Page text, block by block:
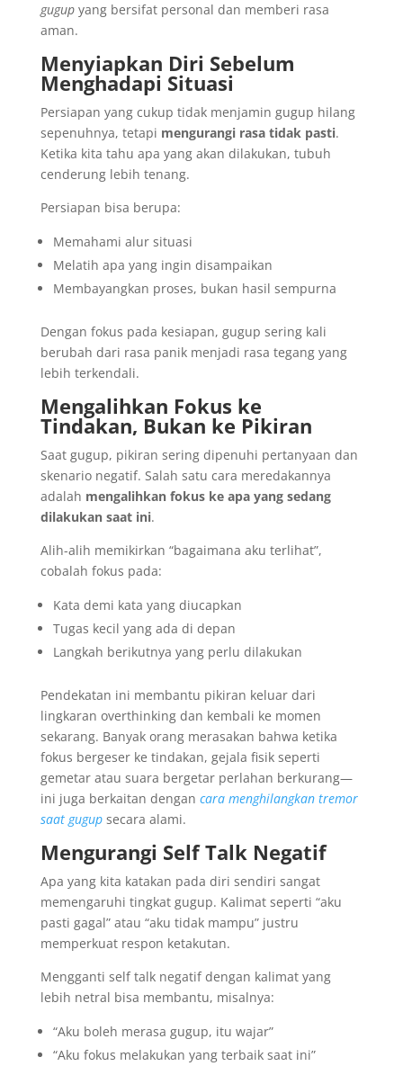
gugupyang bersifat personal dan memberi rasa
aman.
Menyiapkan Diri Sebelum
Menghadapi Situasi
Persiapan yang cukup tidak menjamin gugup hilang
sepenuhnya, tetapi mengurangi rasa tidak pasti.
Ketika kita tahu apa yang akan dilakukan, tubuh
cenderung lebih tenang.
Persiapan bisa berupa:
Memahami alur situasi
Melatih apa yang ingin disampaikan
Membayangkan proses, bukan hasil sempurna
Dengan fokus pada kesiapan, gugup sering kali
berubah dari rasa panik menjadi rasa tegang yang
lebih terkendali.
Mengalihkan Fokus ke
Tindakan, Bukan ke Pikiran
Saat gugup, pikiran sering dipenuhi pertanyaan dan
skenario negatif. Salah satu cara meredakannya
adalah mengalihkan fokus ke apa yang sedang
dilakukan saat ini.
Alih-alih memikirkan “bagaimana aku terlihat”,
cobalah fokus pada:
Kata demi kata yang diucapkan
Tugas kecil yang ada di depan
Langkah berikutnya yang perlu dilakukan
Pendekatan ini membantu pikiran keluar dari
lingkaran overthinking dan kembali ke momen
sekarang. Banyak orang merasakan bahwa ketika
fokus bergeser ke tindakan, gejala fisik seperti
gemetar atau suara bergetar perlahan berkurang—
ini juga berkaitan dengan cara menghilangkan tremor
saat gugupsecara alami.
Mengurangi Self Talk Negatif
Apa yang kita katakan pada diri sendiri sangat
memengaruhi tingkat gugup. Kalimat seperti “aku
pasti gagal” atau “aku tidak mampu” justru
memperkuat respon ketakutan.
Mengganti self talk negatif dengan kalimat yang
lebih netral bisa membantu, misalnya:
“Aku boleh merasa gugup, itu wajar”
“Aku fokus melakukan yang terbaik saat ini”